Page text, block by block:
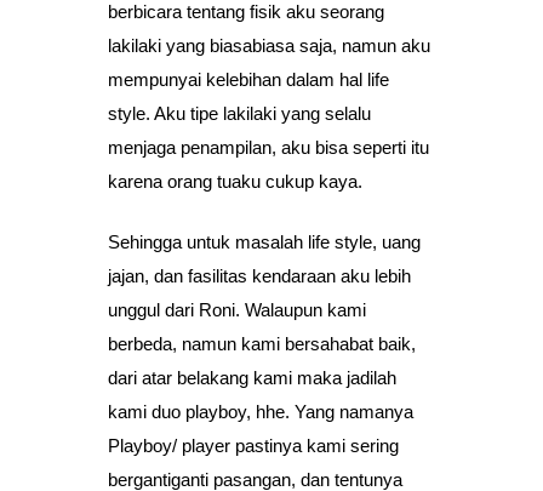
berbicara tentang fisik aku seorang
lakilaki yang biasabiasa saja, namun aku
mempunyai kelebihan dalam hal life
style. Aku tipe lakilaki yang selalu
menjaga penampilan, aku bisa seperti itu
karena orang tuaku cukup kaya.
Sehingga untuk masalah life style, uang
jajan, dan fasilitas kendaraan aku lebih
unggul dari Roni. Walaupun kami
berbeda, namun kami bersahabat baik,
dari atar belakang kami maka jadilah
kami duo playboy, hhe. Yang namanya
Playboy/ player pastinya kami sering
bergantiganti pasangan, dan tentunya